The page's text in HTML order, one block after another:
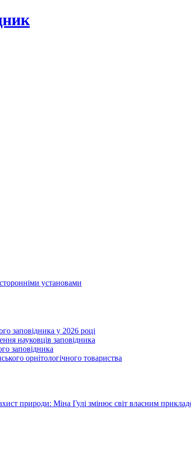
установами
заповідника у 2026 році
науковців заповідника
заповідника
орнітологічного товариства
природи: Міна Гулі змінює світ власним